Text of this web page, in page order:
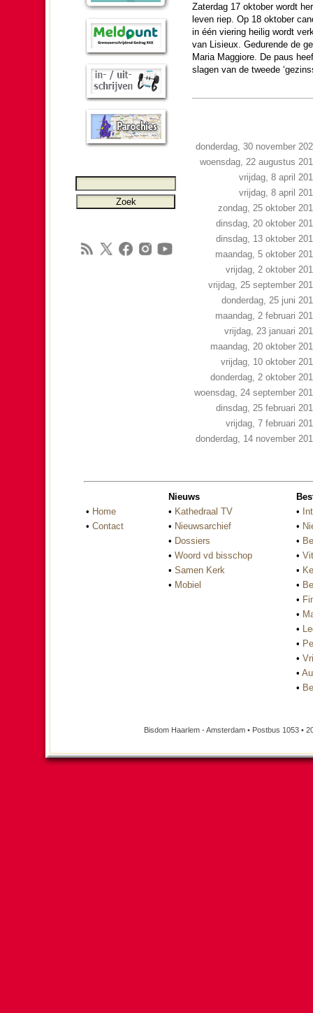
Zater­dag 17 ok­to­ber wordt
leven riep. Op 18 ok­to­ber
in één vie­ring heilig wordt
van Lisieux. Gedurende de
Maria Maggiore. De paus
slagen van de tweede
donderdag, 30 november
woensdag, 22 augustus
vrijdag, 8 april
vrijdag, 8 april
zondag, 25 oktober
dinsdag, 20 oktober
dinsdag, 13 oktober
maandag, 5 oktober
vrijdag, 2 oktober
vrijdag, 25 september
donderdag, 25 juni
maandag, 2 februari
vrijdag, 23 januari
maandag, 20 oktober
vrijdag, 10 oktober
donderdag, 2 oktober
woensdag, 24 september
dinsdag, 25 februari
vrijdag, 7 februari
donderdag, 14 november
• Home
• Contact
Nieuws
• Kathedraal TV
• Nieuwsarchief
• Dossiers
• Woord vd bisschop
• Samen Kerk
• Mobiel
•
•
•
•
•
•
•
•
•
•
•
•
•
Bisdom Haarlem - Amsterdam • Postbus 1053 •